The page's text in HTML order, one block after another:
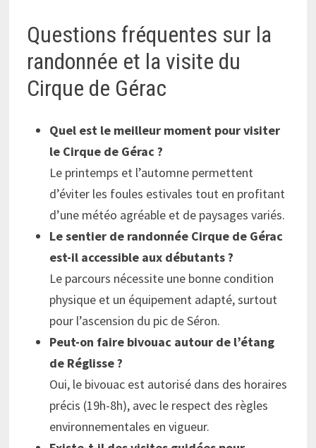
Questions fréquentes sur la
randonnée et la visite du
Cirque de Gérac
Quel est le meilleur moment pour visiter
le Cirque de Gérac ?
Le printemps et l’automne permettent
d’éviter les foules estivales tout en profitant
d’une météo agréable et de paysages variés.
Le sentier de randonnée Cirque de Gérac
est-il accessible aux débutants ?
Le parcours nécessite une bonne condition
physique et un équipement adapté, surtout
pour l’ascension du pic de Séron.
Peut-on faire bivouac autour de l’étang
de Réglisse ?
Oui, le bivouac est autorisé dans des horaires
précis (19h-8h), avec le respect des règles
environnementales en vigueur.